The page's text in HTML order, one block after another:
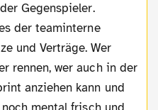
Gegenspieler.
der teaminterne
und Verträge. Wer
rennen, wer auch in der
anziehen kann und